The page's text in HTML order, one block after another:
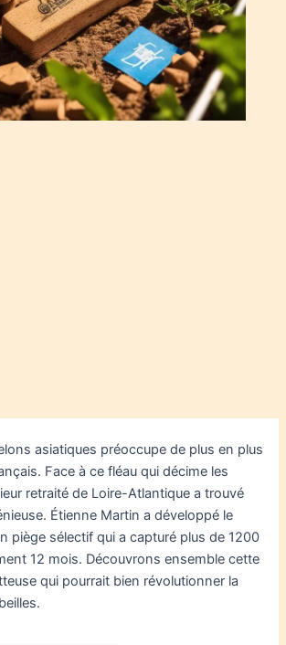
asiatiques préoccupe de plus en plus
Face à ce fléau qui décime les
retraité de Loire-Atlantique a trouvé
Étienne Martin a développé le
piège sélectif qui a capturé plus de 1200
12 mois. Découvrons ensemble cette
qui pourrait bien révolutionner la